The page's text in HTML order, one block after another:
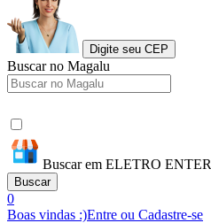
Digite seu CEP
Buscar no Magalu
Buscar em ELETRO ENTER
Buscar
0
Boas vindas :)Entre ou Cadastre-se